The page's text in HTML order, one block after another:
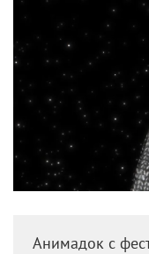
Анимадок с